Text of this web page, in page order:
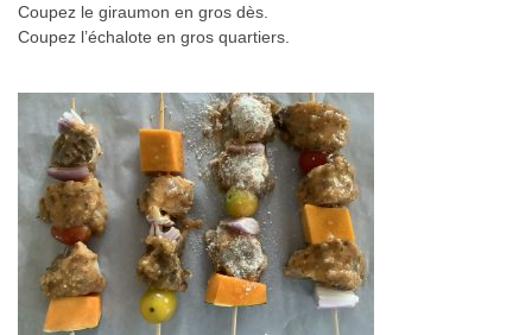
Coupez le giraumon en gros dès.
Coupez l’échalote en gros quartiers.